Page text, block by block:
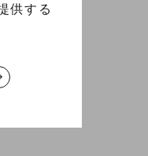
供する